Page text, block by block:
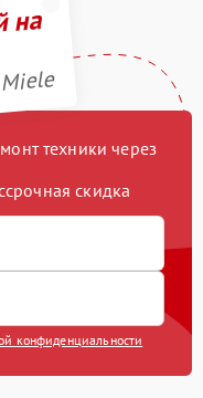
на
техники через
скидка
конфиденциальности